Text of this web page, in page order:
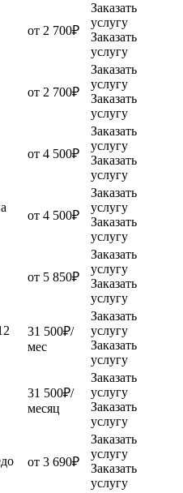
от 2 700₽
Заказать
услугу
Заказать
услугу
от 2 700₽
Заказать
услугу
Заказать
услугу
от 4 500₽
Заказать
услугу
Заказать
услугу
от 4 500₽
Заказать
услугу
Заказать
услугу
от 5 850₽
Заказать
услугу
Заказать
услугу
31 500₽/
мес
Заказать
услугу
Заказать
услугу
31 500₽/
месяц
Заказать
услугу
Заказать
услугу
от 3 690₽
Заказать
услугу
Заказать
услугу